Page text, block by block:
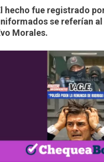
hecho fue registrado
se referían
Morales.